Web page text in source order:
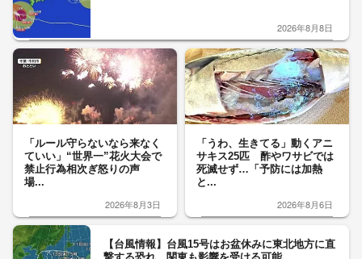
2026年8月8日
「ルール守らないなら来なく
ていい」“世界一”花火大会で
禁止行為相次ぎ怒りの声
場...
2026年8月3日
「うわ、生きてる」動くアニ
サキス25匹 酢やワサビでは
死滅せず…「予防には加熱
と...
2026年8月6日
【台風情報】台風15号はお盆休みに東北地方に直